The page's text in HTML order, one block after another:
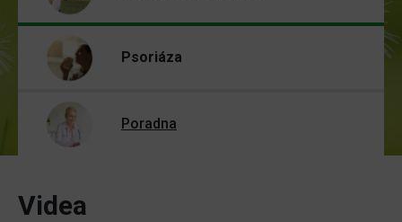
Psoriáza
Poradna
Videa